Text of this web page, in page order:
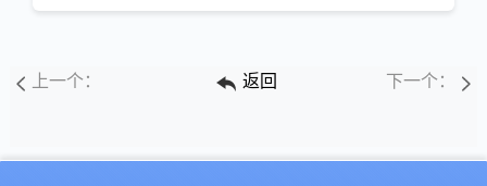
上一个： 返回 下一个：